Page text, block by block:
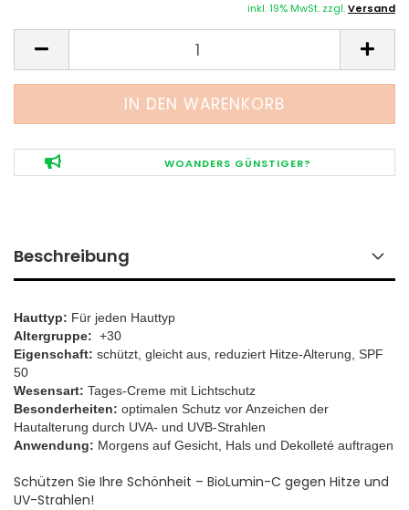
inkl. 19% MwSt. zzgl.Versand
WOANDERS GÜNSTIGER?
Beschreibung
Hauttyp: Für jeden Hauttyp
Altergruppe: +30
Eigenschaft: schützt, gleicht aus, reduziert Hitze-Alterung, SPF
50
Wesensart: Tages-Creme mit Lichtschutz
Besonderheiten: optimalen Schutz vor Anzeichen der
Hautalterung durch UVA- und UVB-Strahlen
​Anwendung: Morgens auf Gesicht, Hals und Dekolleté auftragen
Schützen Sie Ihre Schönheit – BioLumin-C gegen Hitze und
UV-Strahlen!